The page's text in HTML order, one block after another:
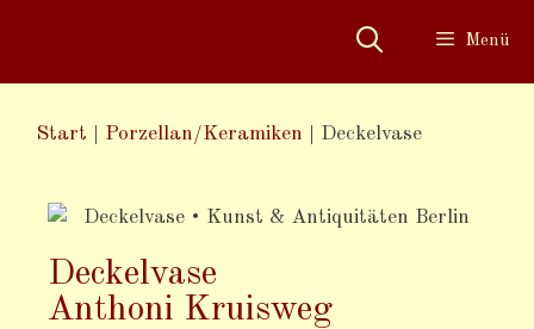
Menü
Start Porzellan/Keramiken Deckelvase
Deckelvase
Anthoni Kruisweg